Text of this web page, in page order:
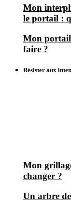
Mon
le portail :
Mon portail
faire ?
Résister aux
Mon
changer ?
Un arbre